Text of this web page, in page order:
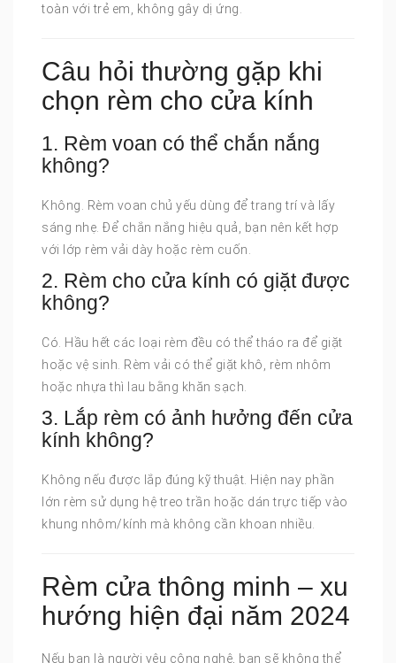
toàn với trẻ em, không gây dị ứng.
Câu hỏi thường gặp khi
chọn rèm cho cửa kính
1. Rèm voan có thể chắn nắng
không?
Không. Rèm voan chủ yếu dùng để trang trí và lấy
sáng nhẹ. Để chắn nắng hiệu quả, bạn nên kết hợp
với lớp rèm vải dày hoặc rèm cuốn.
2. Rèm cho cửa kính có giặt được
không?
Có. Hầu hết các loại rèm đều có thể tháo ra để giặt
hoặc vệ sinh. Rèm vải có thể giặt khô, rèm nhôm
hoặc nhựa thì lau bằng khăn sạch.
3. Lắp rèm có ảnh hưởng đến cửa
kính không?
Không nếu được lắp đúng kỹ thuật. Hiện nay phần
lớn rèm sử dụng hệ treo trần hoặc dán trực tiếp vào
khung nhôm/kính mà không cần khoan nhiều.
Rèm cửa thông minh – xu
hướng hiện đại năm 2024
Nếu bạn là người yêu công nghệ, bạn sẽ không thể